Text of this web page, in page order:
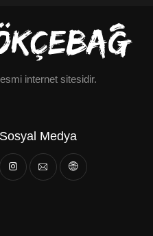
internet sitesidir.
Sosyal Medya